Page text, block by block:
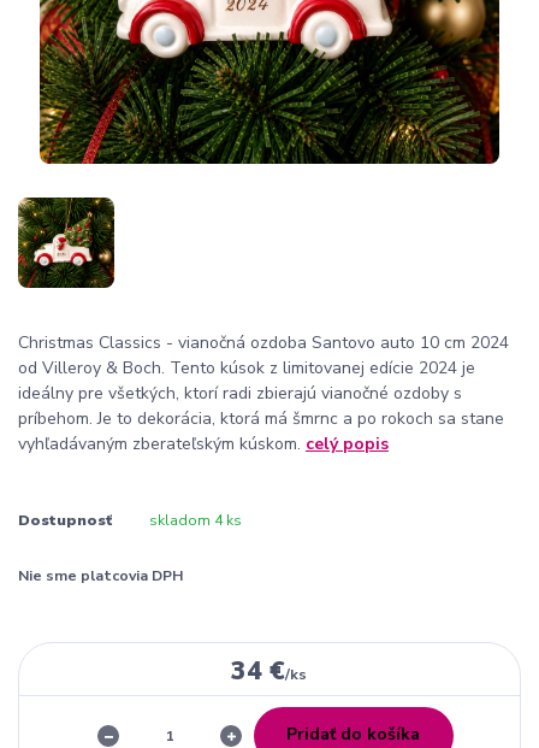
Christmas Classics - vianočná ozdoba Santovo auto 10 cm 2024
od Villeroy & Boch. Tento kúsok z limitovanej edície 2024 je
ideálny pre všetkých, ktorí radi zbierajú vianočné ozdoby s
príbehom. Je to dekorácia, ktorá má šmrnc a po rokoch sa stane
vyhľadávaným zberateľským kúskom. celý popis
Dostupnosť skladom 4 ks
Nie sme platcovia DPH
34 €/ks
Pridať do košíka